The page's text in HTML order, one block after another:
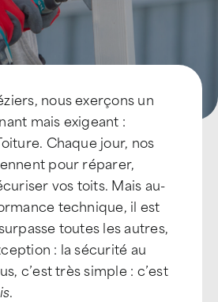
nous exerçons un
mais exigeant :
Chaque jour, nos
pour réparer,
vos toits. Mais au-
technique, il est
toutes les autres,
: la sécurité au
c’est très simple : c’est
.